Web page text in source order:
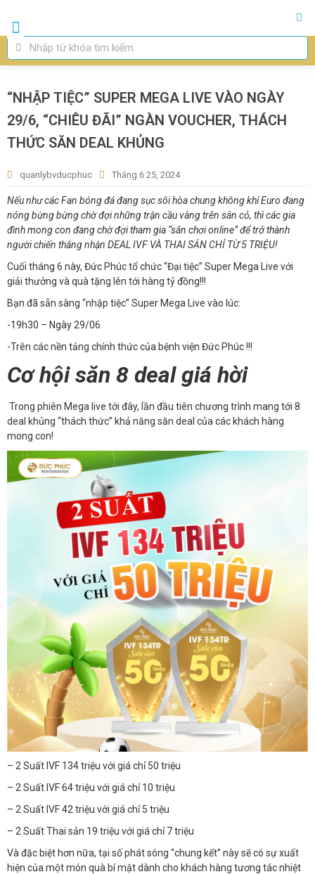
“NHẬP TIỆC” SUPER MEGA LIVE VÀO NGÀY
29/6, “CHIÊU ĐÃI” NGÀN VOUCHER, THÁCH
THỨC SĂN DEAL KHỦNG
quanlybvducphuc Tháng 6 25, 2024
Nếu như các Fan bóng đá đang sục sôi hòa chung không khí Euro đang
nóng bừng bừng chờ đợi những trận cầu vàng trên sân cỏ, thì các gia
đình mong con đang chờ đợi tham gia “sân chơi online” để trở thành
người chiến thắng nhận DEAL IVF VÀ THAI SẢN CHỈ TỪ 5 TRIỆU!
Cuối tháng 6 này, Đức Phúc tổ chức “Đại tiệc” Super Mega Live với
giải thưởng và quà tặng lên tới hàng tỷ đồng!!!
Bạn đã sẵn sàng “nhập tiệc” Super Mega Live vào lúc:
-19h30 – Ngày 29/06
-Trên các nền tảng chính thức của bệnh viện Đức Phúc !!!
Cơ hội săn 8 deal giá hời
Trong phiên Mega live tới đây, lần đầu tiên chương trình mang tới 8
deal khủng “thách thức” khả năng săn deal của các khách hàng
mong con!
– 2 Suất IVF 134 triệu với giá chỉ 50 triệu
– 2 Suất IVF 64 triệu với giá chỉ 10 triệu
– 2 Suất IVF 42 triệu với giá chỉ 5 triệu
– 2 Suất Thai sản 19 triệu với giá chỉ 7 triệu
Và đặc biệt hơn nữa, tại số phát sóng “chung kết” này sẽ có sự xuất
hiện của một món quà bí mật dành cho khách hàng tương tác nhiệt